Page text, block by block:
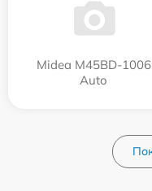
Midea M45BD-1006
Auto